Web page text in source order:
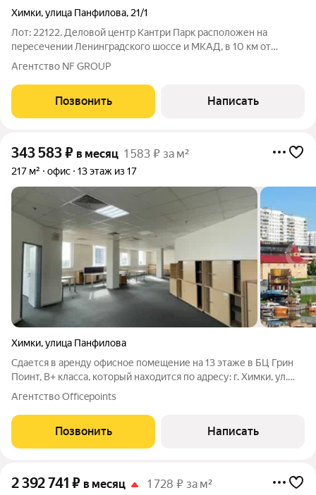
Химки,улица Панфилова, 21/1
Лот: 22122. Деловой центр Кантри Парк расположен на
пересечении Ленинградского шоссе и МКАД, в 10 км от
международного аэропорта Шереметьево. Бизнес-центр
Организована доставка сотрудников
Агентство NF GROUP
Позвонить Написать
343 583₽ в месяц 1 583 ₽ за м²
217 м² офис 13 этаж из 17
Химки,улица Панфилова
Сдается в аренду офисное помещение на 13 этаже в БЦ Грин
Поинт, В+ класса, который находится по адресу: г. Химки, ул.
Панфилова, д. 19, стр. 1. Без комиссии для Арендатора!
Агентство Officepoints
Позвонить Написать
2 392 741 ₽ в месяц 1 728 ₽ за м²